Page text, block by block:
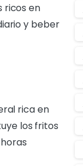
ricos en
y beber
rica en
los fritos